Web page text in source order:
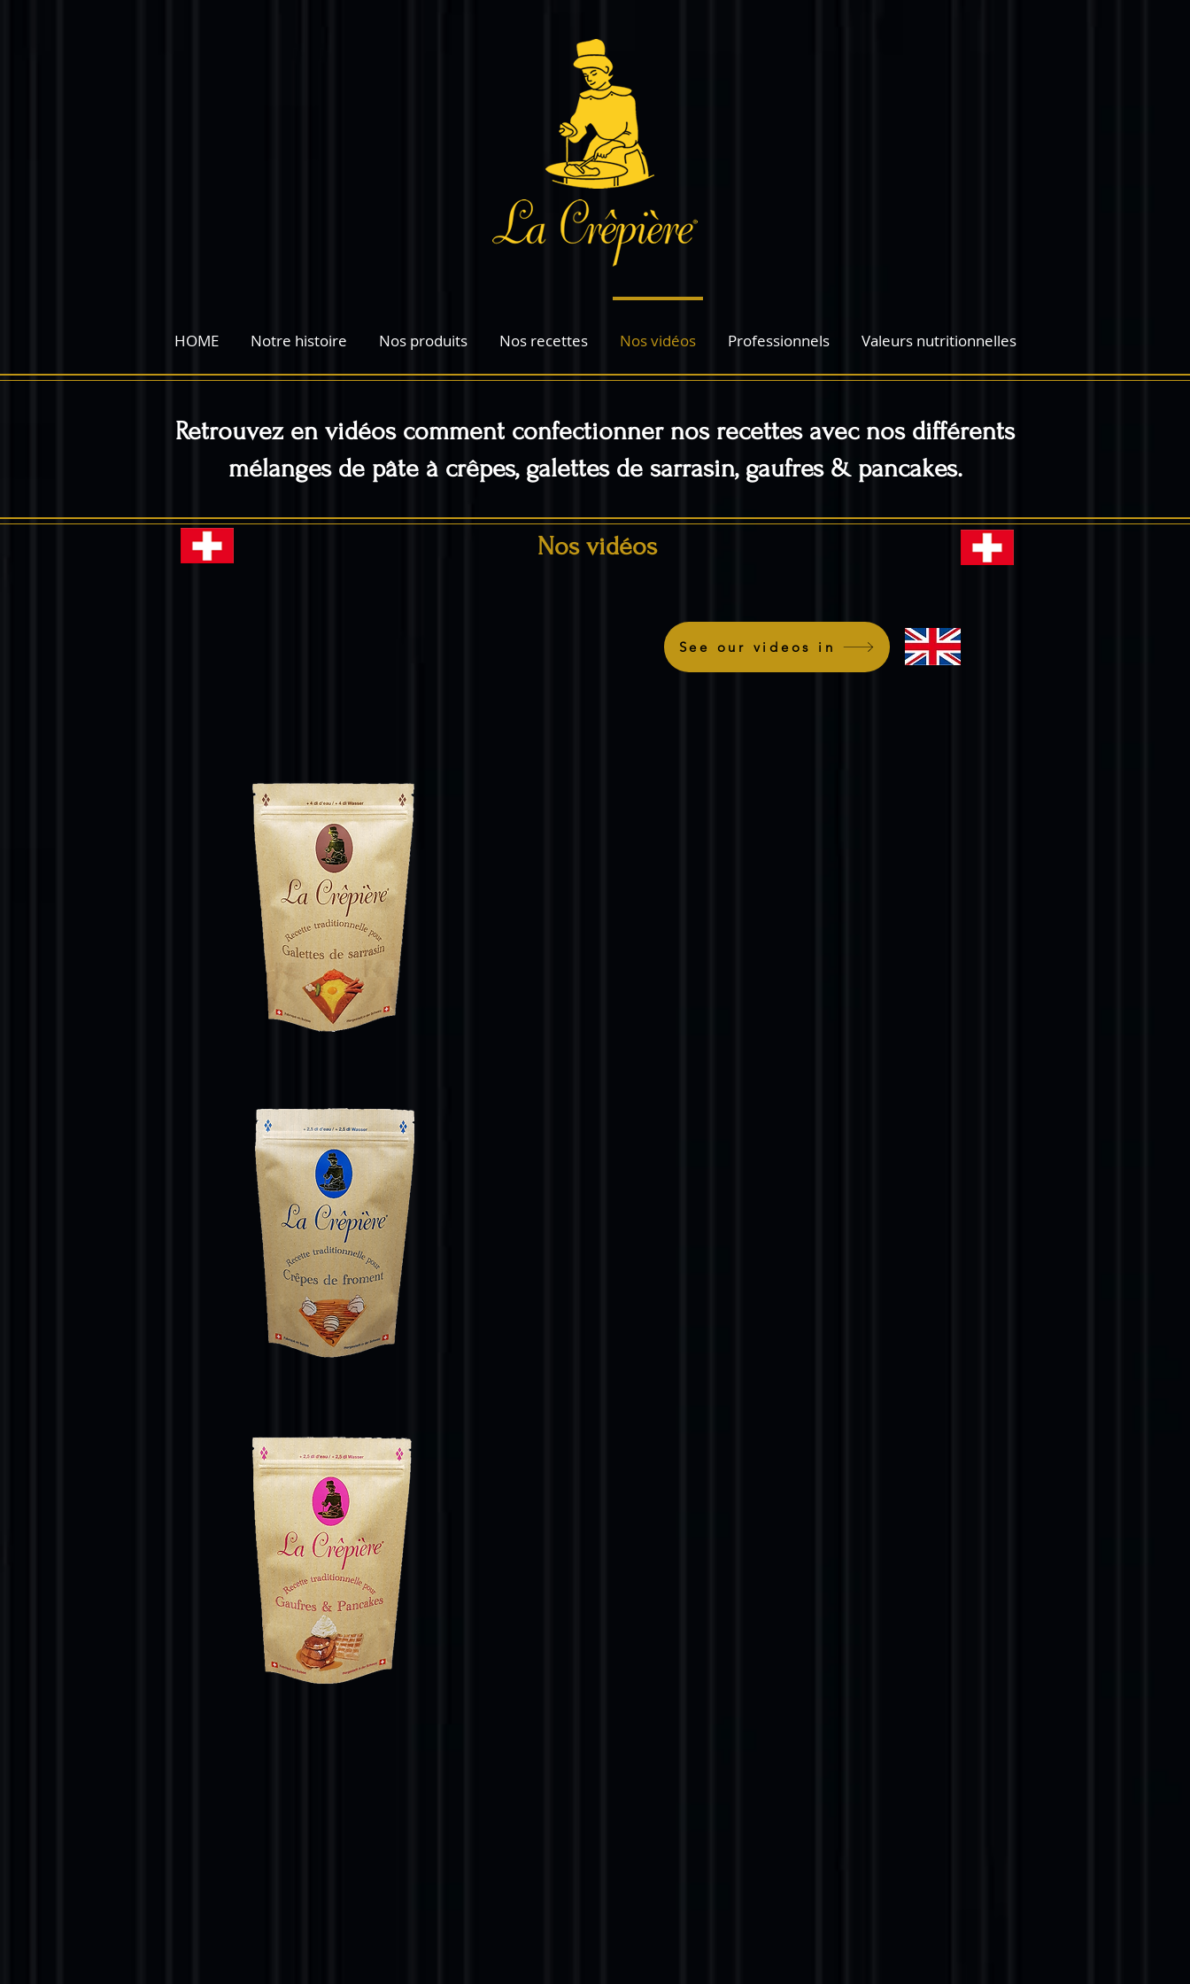
HOME Notre histoire Nos produits Nos recettes Nos vidéos Professionnels Valeurs nutritionnelles
Retrouvez en vidéos comment confectionner nos recettes avec nos différents
mélanges de pâte à crêpes, galettes de sarrasin, gaufres & pancakes.
Nos vidéos
See our videos in